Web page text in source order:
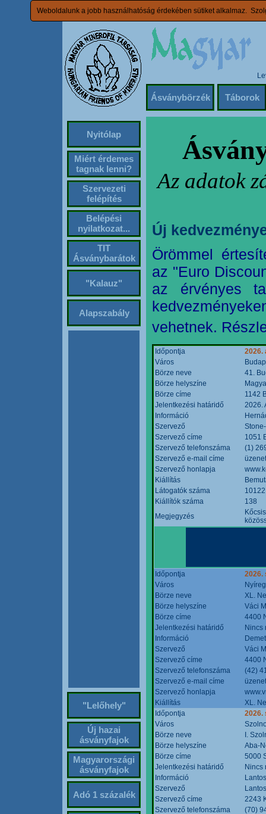
Weboldalunk a jobb használhatóság érdekében sütiket alkalmaz.
Ásványbörzék Táborok
Nyitólap
Miért érdemes
tagnak lenni?
Szervezeti
felépítés
Belépési
nyilatkozat...
TIT
Ásványbarátok
"Kalauz"
Alapszabály
"Lelőhely"
Új hazai
ásványfajok
Magyarországi
ásványfajok
Adó 1 százalék
Az adatok
Új
Örömmel
az "Euro
az érvényes
vehetnek.
Időpontja
2026.
Város
Börze neve
41.
Börze helyszíne
Börze címe
1142
Jelentkezési határidő
2026.
Információ
Szervező
Szervező címe
1051
Szervező telefonszáma
(1)
Szervező e-mail címe
Szervező honlapja
Kiállítás
Látogatók száma
10122
Kiállítók száma
138
Megjegyzés
Időpontja
2026.
Város
Börze neve
XL.
Börze helyszíne
Váci
Börze címe
4400
Jelentkezési határidő
Nincs
Információ
Szervező
Váci
Szervező címe
4400
Szervező telefonszáma
(42)
Szervező e-mail címe
Szervező honlapja
Kiállítás
XL.
Időpontja
2026.
Város
Börze neve
I.
Börze helyszíne
Aba-
Börze címe
5000
Jelentkezési határidő
Nincs
Információ
Szervező
Szervező címe
2243
Szervező telefonszáma
(70)